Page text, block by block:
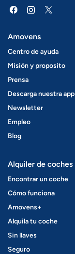
Amovens
Centro de ayuda
Misión y proposito
Prensa
Descarga nuestra app
Newsletter
Empleo
Blog
Alquiler de coches
Encontrar un coche
Cómo funciona
Amovens+
Alquila tu coche
Sin llaves
Seguro